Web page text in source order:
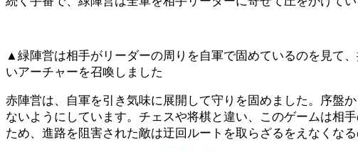
▲緑陣営は相手がリーダーの周りを自軍で固めているのを見て
いアーチャーを召喚しました
赤陣営は、自軍を引き気味に展開して守りを固めました。序盤
ないようにしています。チェスや将棋と違い、このゲームは相
ため、進路を阻害された敵は迂回ルートを取らざるをえなくなる